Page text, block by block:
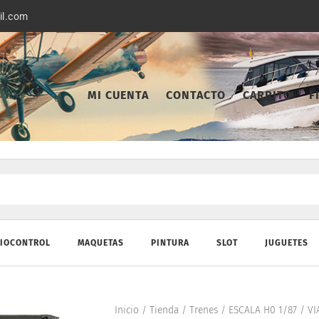
MI CUENTA CONTACTO CARRITO
MAQUETAS PINTURA SLOT JUGUETES
Inicio / Tienda/ Trenes/ ESCALA H0 1/87/